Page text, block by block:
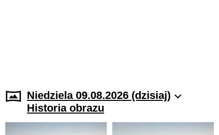
Niedziela 09.08.2026 (dzisiaj)
Historia obrazu